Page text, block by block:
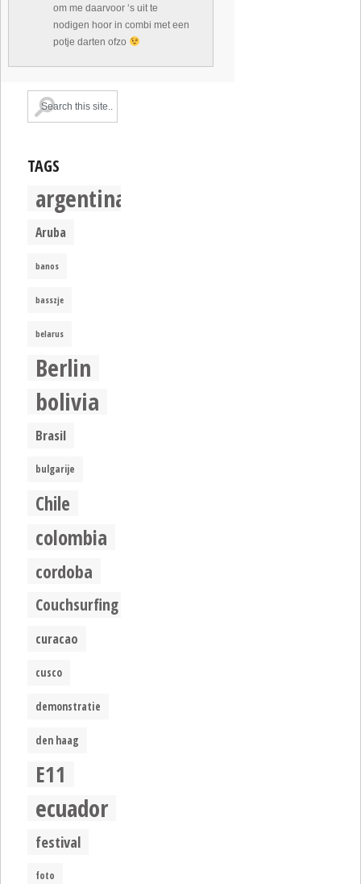
om me daarvoor ‘s uit te
nodigen hoor in combi met een
potje darten ofzo
TAGS
argentina
Aruba
banos
basszje
belarus
Berlin
bolivia
Brasil
bulgarije
Chile
colombia
cordoba
Couchsurfing
curacao
cusco
demonstratie
den haag
E11
ecuador
festival
foto